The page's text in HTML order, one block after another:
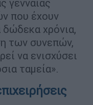
γενναίας
που έχουν
χρόνια,
των συνεπών,
να ενισχύσει
ταμεία».